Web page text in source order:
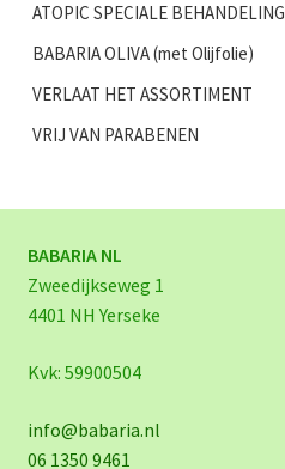
ATOPIC SPECIALE BEHANDELING
BABARIA OLIVA (met Olijfolie)
VERLAAT HET ASSORTIMENT
VRIJ VAN PARABENEN
BABARIA NL
Zweedijkseweg 1
4401 NH Yerseke
Kvk: 59900504
info@babaria.nl
06 1350 9461